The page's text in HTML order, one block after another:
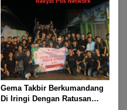
Gema Takbir Berkumandang
Di Iringi Dengan Ratusan